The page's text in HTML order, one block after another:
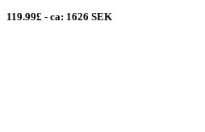
119.99£ - ca: 1626 SEK